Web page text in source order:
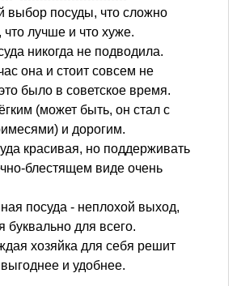
выбор посуды, что сложно
что лучше и что хуже.
никогда не подводила.
она и стоит совсем не
было в советское время.
(может быть, он стал с
и дорогим.
красивая, но поддерживать
блестящем виде очень
посуда - неплохой выход,
буквально для всего.
хозяйка для себя решит
и удобнее.